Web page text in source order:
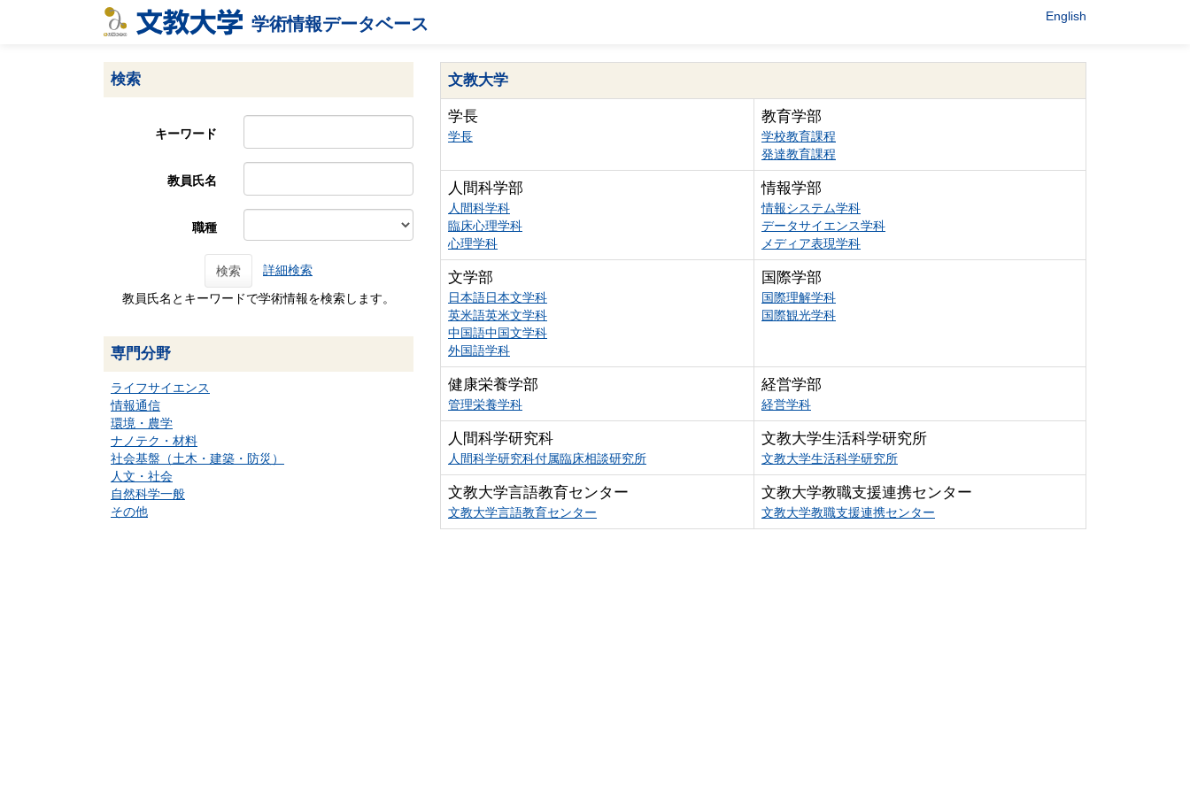
学術情報データベース English
検索
キーワード
教員氏名
職種
検索 詳細検索
教員氏名とキーワードで学術情報を検索します。
専門分野
ライフサイエンス
情報通信
環境・農学
ナノテク・材料
社会基盤（土木・建築・防災）
人文・社会
自然科学一般
その他
文教大学
学長
学長
教育学部
学校教育課程
発達教育課程
人間科学部
人間科学科
臨床心理学科
心理学科
情報学部
情報システム学科
データサイエンス学科
メディア表現学科
文学部
日本語日本文学科
英米語英米文学科
中国語中国文学科
外国語学科
国際学部
国際理解学科
国際観光学科
健康栄養学部
管理栄養学科
経営学部
経営学科
人間科学研究科
人間科学研究科付属臨床相談研究所
文教大学生活科学研究所
文教大学生活科学研究所
文教大学言語教育センター
文教大学言語教育センター
文教大学教職支援連携センター
文教大学教職支援連携センター